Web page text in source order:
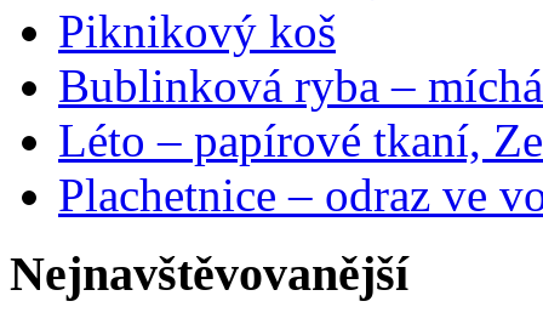
Piknikový koš
Bublinková ryba –
Léto – papírové tkaní,
Plachetnice – odraz ve
Nejnavštěvovanější